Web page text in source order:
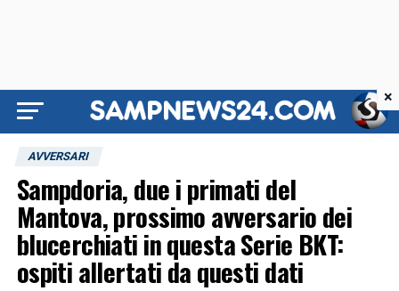
AVVERSARI
Sampdoria, due i primati del
Mantova, prossimo avversario dei
blucerchiati in questa Serie BKT:
ospiti allertati da questi dati
×